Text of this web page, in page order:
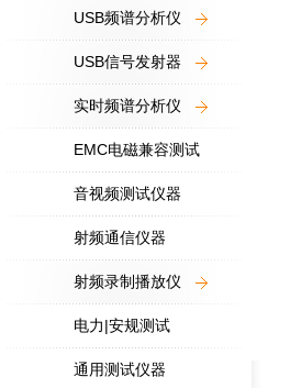
USB频谱分析仪
USB信号发射器
实时频谱分析仪
EMC电磁兼容测试
音视频测试仪器
射频通信仪器
射频录制播放仪
电力|安规测试
通用测试仪器